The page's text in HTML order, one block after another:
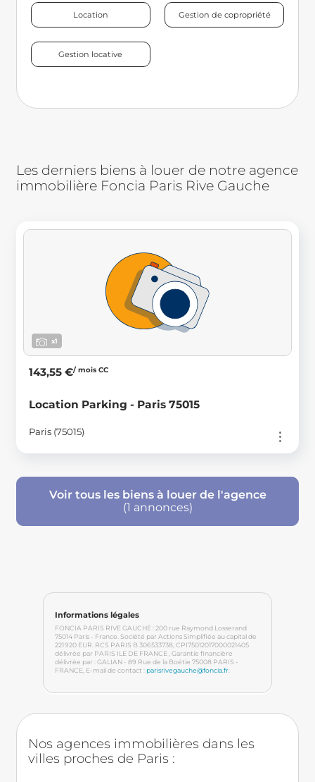
Location Gestion de copropriété
Gestion locative
Les derniers biens à louer de notre agence
immobilière Foncia Paris Rive Gauche
x1
143,55 €/ mois CC
Location Parking - Paris 75015
Paris (75015)
Voir tous les biens à louer de l'agence
(1 annonces)
Informations légales
FONCIA PARIS RIVE GAUCHE : 200 rue Raymond Losserand
75014 Paris - France. Société par Actions Simplifiée au capital de
221 920 EUR. RCS PARIS B 306533738 , CPI75012017000021405
délivrée par PARIS ILE DE FRANCE
, Garantie financière
délivrée par : GALIAN - 89 Rue de la Boétie 75008 PARIS -
FRANCE , E-mail de contact :parisrivegauche@foncia.fr
Nos agences immobilières dans les
villes proches de Paris :